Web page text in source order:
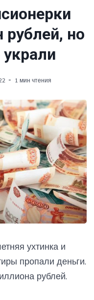
но
1 мин чтения
ухтинка и
пропали деньги.
рублей.